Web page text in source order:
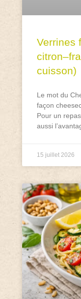
Verrines
cuisson)
Le mot du
façon
Pour un
aussi
15 juillet 2026